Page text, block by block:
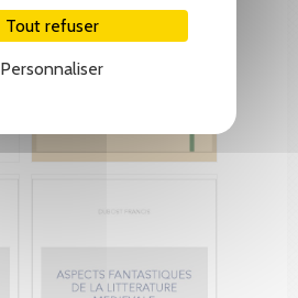
Tout refuser
Personnaliser